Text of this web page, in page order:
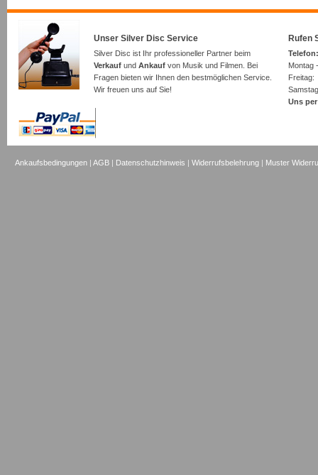
Unser Silver Disc Service
Silver Disc ist Ihr professioneller Partner beim
Verkauf und Ankauf von Musik und Filmen. Bei
Fragen bieten wir Ihnen den bestmöglichen Service.
Wir freuen uns auf Sie!
Rufen
Montag
Uns
Ankaufsbedingungen |AGB | Datenschutzhinweis |Widerrufsbelehrung | Muster